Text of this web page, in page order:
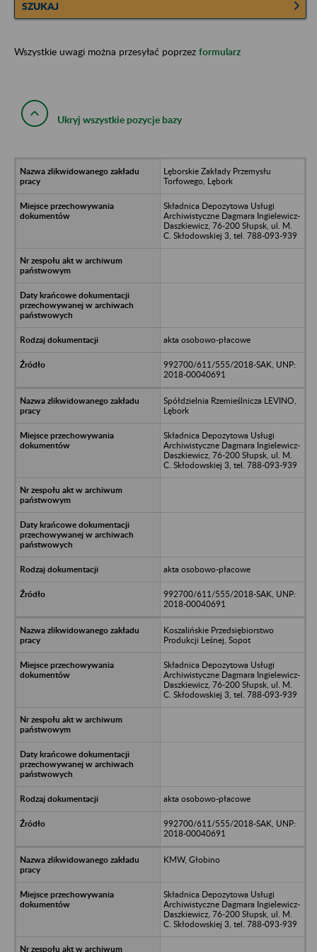
SZUKAJ
Wszystkie uwagi można przesyłać poprzez formularz
Ukryj wszystkie pozycje bazy
Lęborskie Zakłady Przemysłu
Torfowego, Lębork
Składnica Depozytowa Usługi
Archiwistyczne Dagmara Ingielewicz-
Daszkiewicz, 76-200 Słupsk, ul. M.
C. Skłodowskiej 3, tel. 788-093-939
akta osobowo-płacowe
992700/611/555/2018-SAK, UNP:
2018-00040691
Spółdzielnia Rzemieślnicza LEVINO,
Lębork
Składnica Depozytowa Usługi
Archiwistyczne Dagmara Ingielewicz-
Daszkiewicz, 76-200 Słupsk, ul. M.
C. Skłodowskiej 3, tel. 788-093-939
akta osobowo-płacowe
992700/611/555/2018-SAK, UNP:
2018-00040691
Koszalińskie Przedsiębiorstwo
Produkcji Leśnej, Sopot
Składnica Depozytowa Usługi
Archiwistyczne Dagmara Ingielewicz-
Daszkiewicz, 76-200 Słupsk, ul. M.
C. Skłodowskiej 3, tel. 788-093-939
akta osobowo-płacowe
992700/611/555/2018-SAK, UNP:
2018-00040691
KMW, Głobino
Składnica Depozytowa Usługi
Archiwistyczne Dagmara Ingielewicz-
Daszkiewicz, 76-200 Słupsk, ul. M.
C. Skłodowskiej 3, tel. 788-093-939